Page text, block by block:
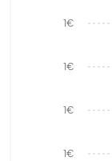
1€
1€
1€
1€